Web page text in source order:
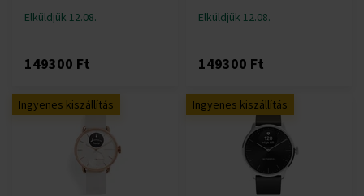
Elküldjük 12.08.
149300 Ft
Elküldjük 12.08.
149300 Ft
Ingyenes kiszállítás Ingyenes kiszállítás